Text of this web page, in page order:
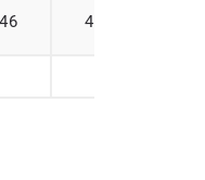
46 47